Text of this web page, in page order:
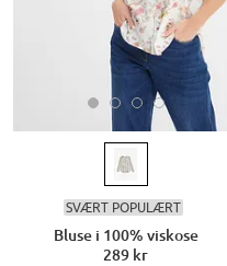
SVÆRT POPULÆRT
Bluse i 100% viskose
289 kr